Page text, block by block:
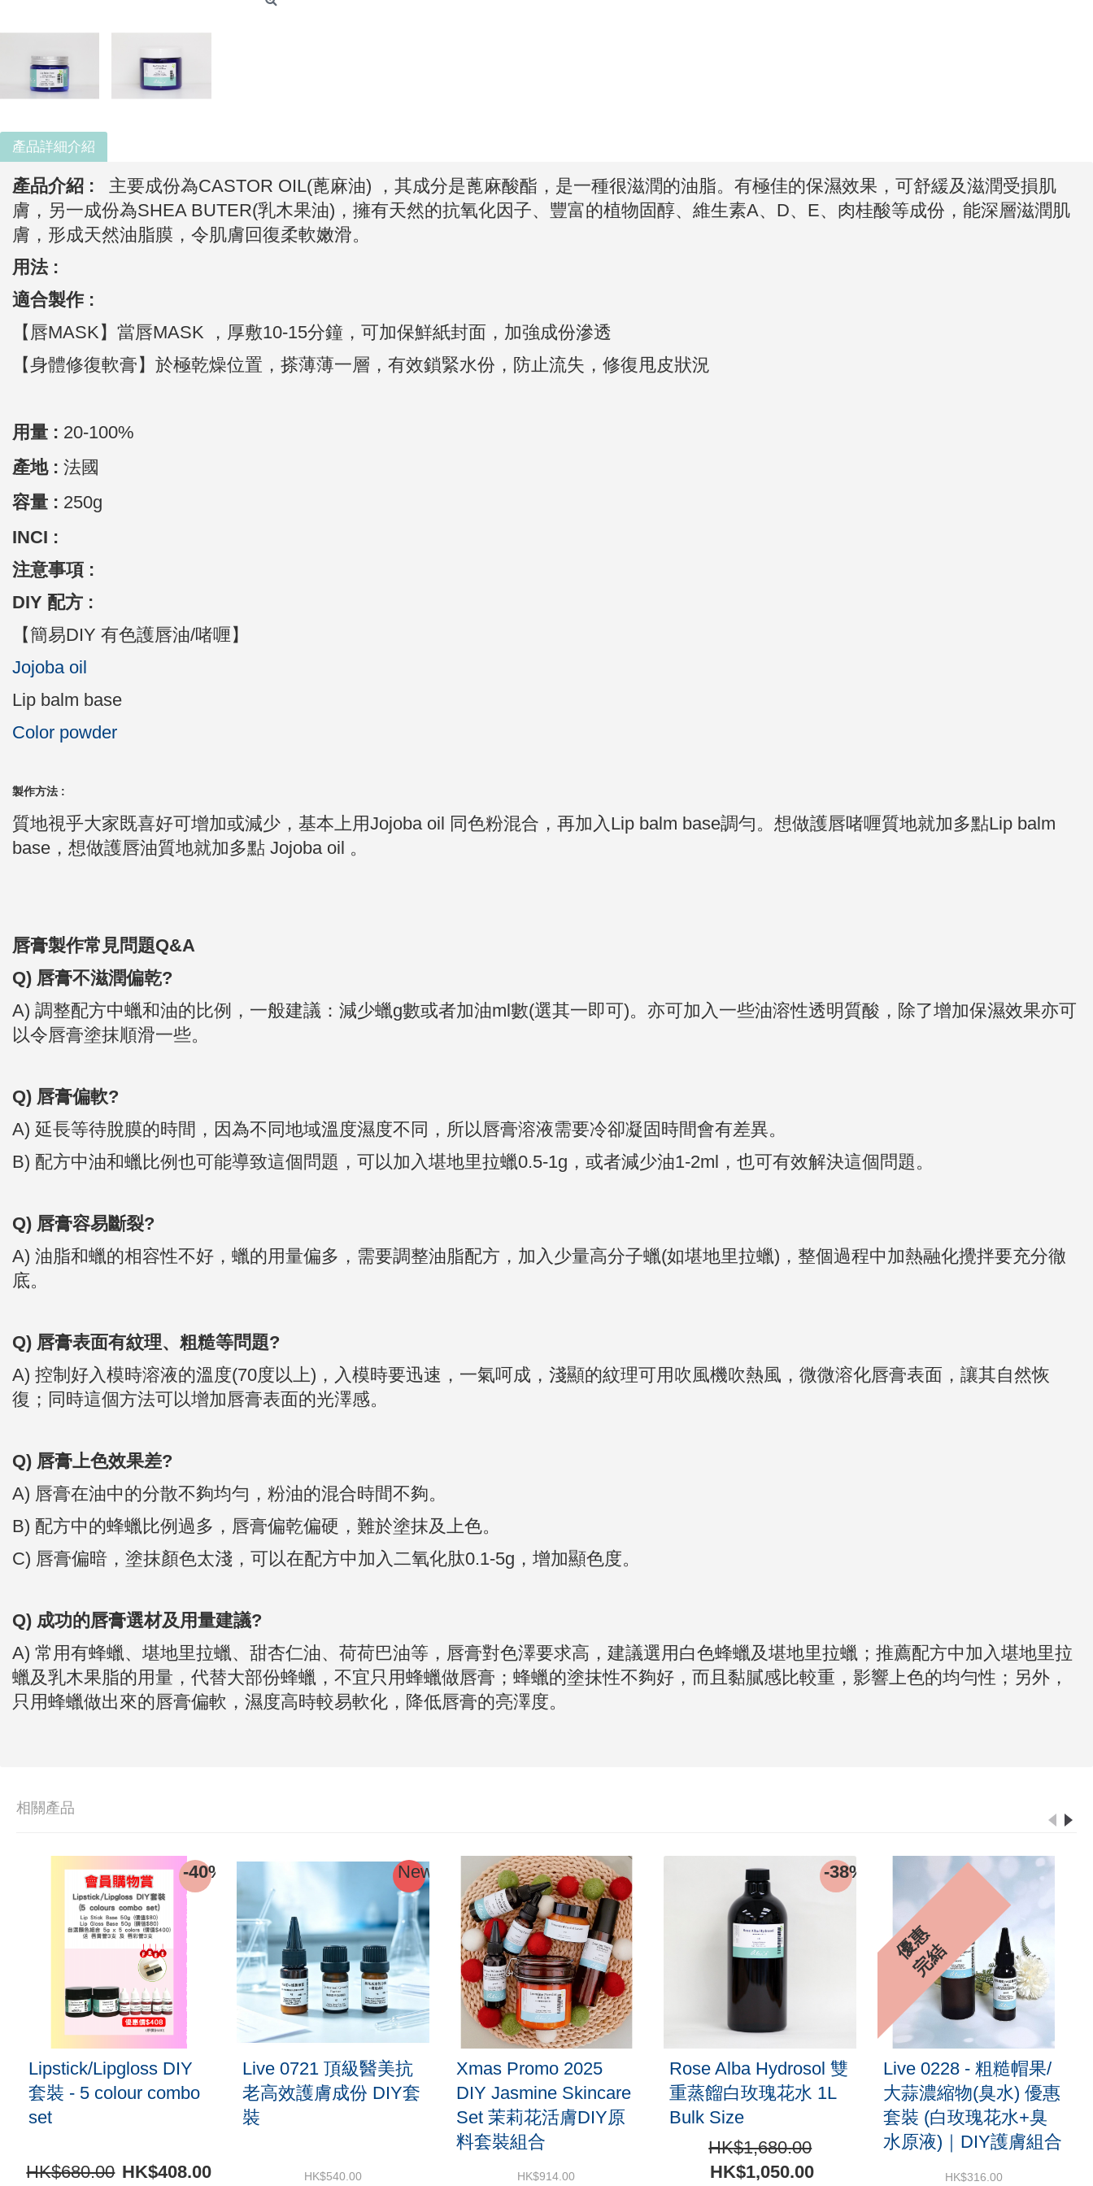
產品詳細介紹
產品介紹 : 主要成份為CASTOR OIL(蓖麻油) ，其成分是蓖麻酸酯，是一種很滋潤的油脂。有極佳的保濕效果，可舒緩及滋潤受損肌
膚，另一成份為SHEA BUTER(乳木果油)，擁有天然的抗氧化因子、豐富的植物固醇、維生素A、D、E、肉桂酸等成份，能深層滋潤肌
膚，形成天然油脂膜，令肌膚回復柔軟嫩滑。
用法 :
適合製作 :
【唇MASK】 當唇MASK ，厚敷10-15分鐘，可加保鮮紙封面，加強成份滲透
【身體修復軟膏】 於極乾燥位置，搽薄薄一層，有效鎖緊水份，防止流失，修復甩皮狀況
用量 : 20-100%
產地 : 法國
容量 : 250g
INCI :
注意事項 :
DIY 配方 :
【簡易DIY 有色護唇油/啫喱】
Jojoba oil
Lip balm base
Color powder
製作方法 :
質地視乎大家既喜好可增加或減少，基本上用Jojoba oil 同色粉混合，再加入Lip balm base調勻。想做護唇啫喱質地就加多點Lip balm
base ，想做護唇油質地就加多點 Jojoba oil 。
唇膏製作常見問題Q&A
Q) 唇膏不滋潤偏乾?
A) 調整配方中蠟和油的比例，一般建議：減少蠟g數或者加油ml數(選其一即可)。亦可加入一些油溶性透明質酸，除了增加保濕效果亦可
以令唇膏塗抹順滑一些。
Q) 唇膏偏軟?
A) 延長等待脫膜的時間，因為不同地域溫度濕度不同，所以唇膏溶液需要冷卻凝固時間會有差異。
B) 配方中油和蠟比例也可能導致這個問題，可以加入堪地里拉蠟0.5-1g，或者減少油1-2ml，也可有效解決這個問題。
Q) 唇膏容易斷裂?
A) 油脂和蠟的相容性不好，蠟的用量偏多，需要調整油脂配方，加入少量高分子蠟(如堪地里拉蠟)，整個過程中加熱融化攪拌要充分徹
底。
Q) 唇膏表面有紋理、粗糙等問題?
A) 控制好入模時溶液的溫度(70度以上)，入模時要迅速，一氣呵成，淺顯的紋理可用吹風機吹熱風，微微溶化唇膏表面，讓其自然恢
復；同時這個方法可以增加唇膏表面的光澤感。
Q) 唇膏上色效果差?
A) 唇膏在油中的分散不夠均勻，粉油的混合時間不夠。
B) 配方中的蜂蠟比例過多，唇膏偏乾偏硬，難於塗抹及上色。
C) 唇膏偏暗，塗抹顏色太淺，可以在配方中加入二氧化肽0.1-5g，增加顯色度。
Q) 成功的唇膏選材及用量建議?
A) 常用有蜂蠟、堪地里拉蠟、甜杏仁油、荷荷巴油等，唇膏對色澤要求高，建議選用白色蜂蠟及堪地里拉蠟；推薦配方中加入堪地里拉
蠟及乳木果脂的用量，代替大部份蜂蠟，不宜只用蜂蠟做唇膏；蜂蠟的塗抹性不夠好，而且黏膩感比較重，影響上色的均勻性；另外，
只用蜂蠟做出來的唇膏偏軟，濕度高時較易軟化，降低唇膏的亮澤度。
相關產品
New
級醫美抗
成份 DIY套
Xmas Promo 2025
DIY Jasmine Skincare
Set 茉莉花活膚DIY原
HK$914.00
-38%
Rose Alba Hydrosol 雙
重蒸餾白玫瑰花水 1L
HK$1,680.00
優
惠
完
結
Live 0228 - 粗糙帽果/
大蒜濃縮物(臭水) 優惠
套裝 (白玫瑰花水+臭
水原液)｜DIY護膚組合
-32%
增氧抗污染控油雪葩面
霜DIY原料套裝
HK$1,212.00
肥貓貓香薰
HK$281.00